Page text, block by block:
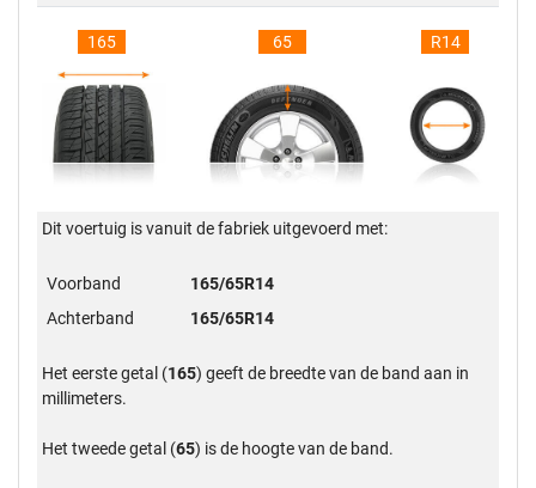
165 65 R14
Dit voertuig is vanuit de fabriek uitgevoerd met:
Voorband
165/65R14
Achterband
165/65R14
Het eerste getal (165) geeft de breedte van de band aan in
millimeters.
Het tweede getal (65) is de hoogte van de band.